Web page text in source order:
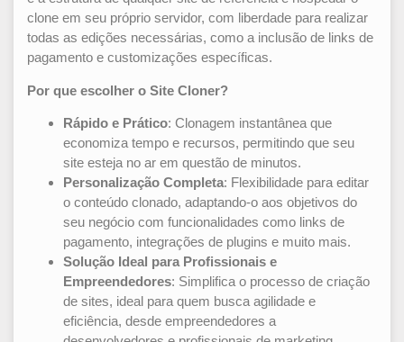
clone em seu próprio servidor, com liberdade para realizar
todas as edições necessárias, como a inclusão de links de
pagamento e customizações específicas.
Por que escolher o Site Cloner?
Rápido e Prático: Clonagem instantânea que
economiza tempo e recursos, permitindo que seu
site esteja no ar em questão de minutos.
Personalização Completa: Flexibilidade para editar
o conteúdo clonado, adaptando-o aos objetivos do
seu negócio com funcionalidades como links de
pagamento, integrações de plugins e muito mais.
Solução Ideal para Profissionais e
Empreendedores: Simplifica o processo de criação
de sites, ideal para quem busca agilidade e
eficiência, desde empreendedores a